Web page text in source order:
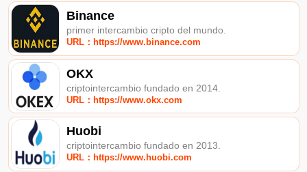
Binance
primer intercambio cripto del mundo.
URL：https://www.binance.com
OKX
criptointercambio fundado en 2014.
URL：https://www.okx.com
Huobi
criptointercambio fundado en 2013.
URL：https://www.huobi.com